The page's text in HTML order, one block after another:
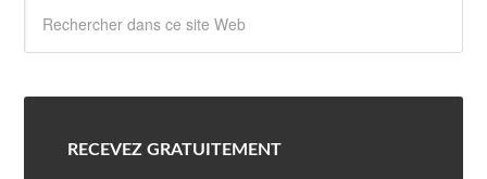
RECEVEZ GRATUITEMENT